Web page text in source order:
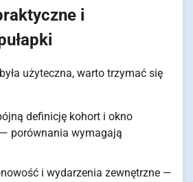
i
użyteczna, warto trzymać się
definicję kohort i okno
porównania wymagają
i wydarzenia zewnętrzne —